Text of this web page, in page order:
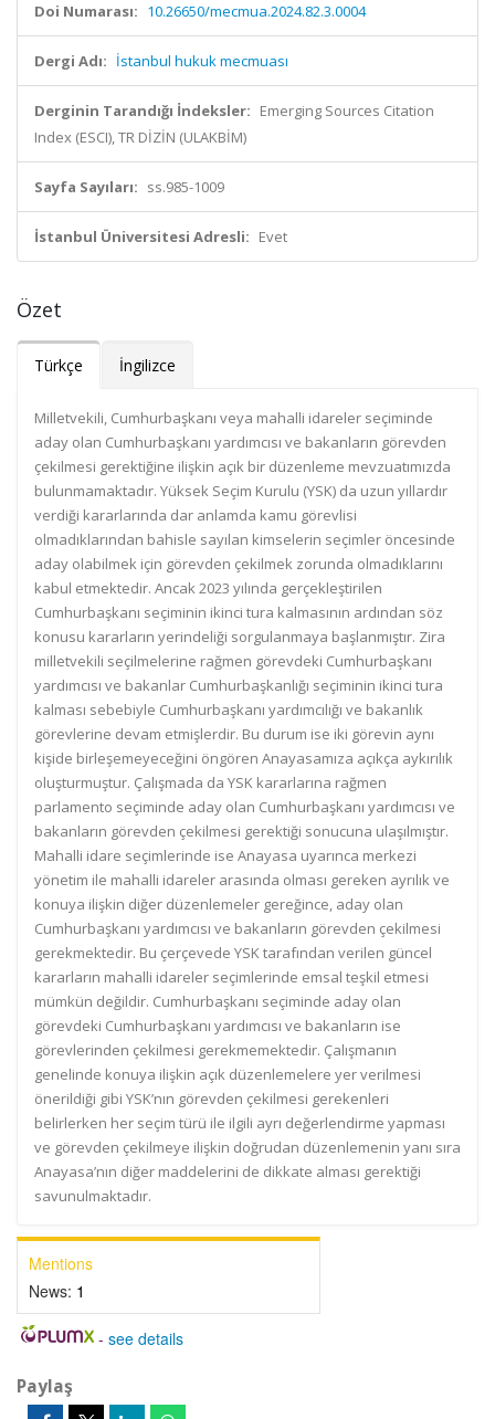
Doi Numarası: 10.26650/mecmua.2024.82.3.0004
Dergi Adı: İstanbul hukuk mecmuası
Derginin Tarandığı İndeksler: Emerging Sources Citation
Index (ESCI), TR DİZİN (ULAKBİM)
Sayfa Sayıları: ss.985-1009
İstanbul Üniversitesi Adresli: Evet
Özet
Türkçe İngilizce
Milletvekili, Cumhurbaşkanı veya mahalli idareler seçiminde
aday olan Cumhurbaşkanı yardımcısı ve bakanların görevden
çekilmesi gerektiğine ilişkin açık bir düzenleme mevzuatımızda
bulunmamaktadır. Yüksek Seçim Kurulu (YSK) da uzun yıllardır
verdiği kararlarında dar anlamda kamu görevlisi
olmadıklarından bahisle sayılan kimselerin seçimler öncesinde
aday olabilmek için görevden çekilmek zorunda olmadıklarını
kabul etmektedir. Ancak 2023 yılında gerçekleştirilen
Cumhurbaşkanı seçiminin ikinci tura kalmasının ardından söz
konusu kararların yerindeliği sorgulanmaya başlanmıştır. Zira
milletvekili seçilmelerine rağmen görevdeki Cumhurbaşkanı
yardımcısı ve bakanlar Cumhurbaşkanlığı seçiminin ikinci tura
kalması sebebiyle Cumhurbaşkanı yardımcılığı ve bakanlık
görevlerine devam etmişlerdir. Bu durum ise iki görevin aynı
kişide birleşemeyeceğini öngören Anayasamıza açıkça aykırılık
oluşturmuştur. Çalışmada da YSK kararlarına rağmen
parlamento seçiminde aday olan Cumhurbaşkanı yardımcısı ve
bakanların görevden çekilmesi gerektiği sonucuna ulaşılmıştır.
Mahalli idare seçimlerinde ise Anayasa uyarınca merkezi
yönetim ile mahalli idareler arasında olması gereken ayrılık ve
konuya ilişkin diğer düzenlemeler gereğince, aday olan
Cumhurbaşkanı yardımcısı ve bakanların görevden çekilmesi
gerekmektedir. Bu çerçevede YSK tarafından verilen güncel
kararların mahalli idareler seçimlerinde emsal teşkil etmesi
mümkün değildir. Cumhurbaşkanı seçiminde aday olan
görevdeki Cumhurbaşkanı yardımcısı ve bakanların ise
görevlerinden çekilmesi gerekmemektedir. Çalışmanın
genelinde konuya ilişkin açık düzenlemelere yer verilmesi
önerildiği gibi YSK’nın görevden çekilmesi gerekenleri
belirlerken her seçim türü ile ilgili ayrı değerlendirme yapması
ve görevden çekilmeye ilişkin doğrudan düzenlemenin yanı sıra
Anayasa’nın diğer maddelerini de dikkate alması gerektiği
savunulmaktadır.
Mentions
News: 1
- see details
Paylaş